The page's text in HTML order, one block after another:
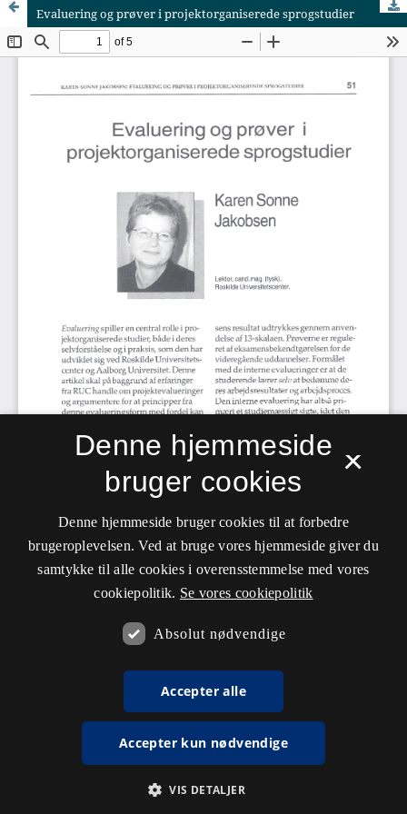
Evaluering og prøver i projektorganiserede sprogstudier
×
Denne hjemmeside
bruger cookies
Denne hjemmeside bruger cookies til at forbedre
brugeroplevelsen. Ved at bruge vores hjemmeside giver du
samtykke til alle cookies i overensstemmelse med vores
cookiepolitik. Se vores cookiepolitik
Absolut nødvendige
Accepter alle
Accepter kun nødvendige
VIS DETALJER